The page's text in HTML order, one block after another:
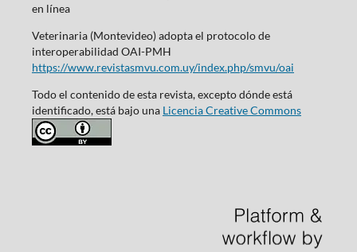
en línea
Veterinaria (Montevideo) adopta el protocolo de
interoperabilidad OAI-PMH
https://www.revistasmvu.com.uy/index.php/smvu/oai
Todo el contenido de esta revista, excepto dónde está
identificado, está bajo una Licencia Creative Commons